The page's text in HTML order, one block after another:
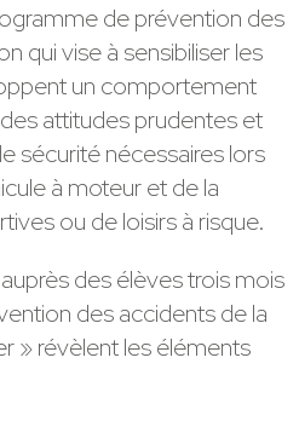
de prévention des
qui vise à sensibiliser les
un comportement
attitudes prudentes et
sécurité nécessaires lors
à moteur et de la
ou de loisirs à risque.
des élèves trois mois
des accidents de la
» révèlent les éléments